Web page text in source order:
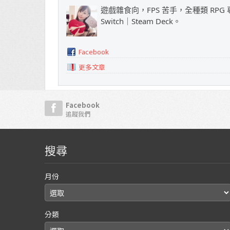
遊戲雜食向，FPS 苦手，全種類
Switch｜Steam Deck。
Facebook
更多文章
Facebook
追蹤我們
搜尋
月份
分類